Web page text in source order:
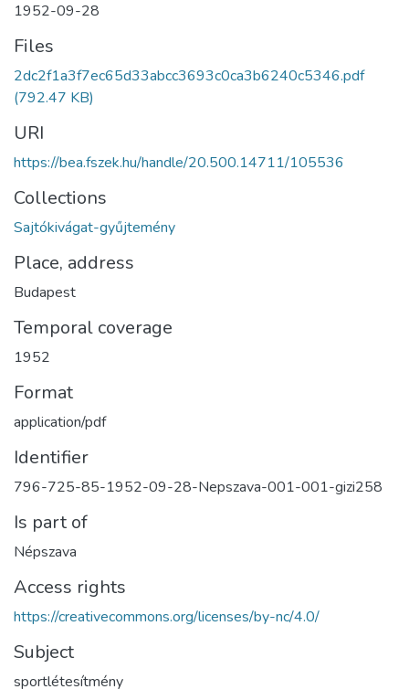
1952-09-28
Files
2dc2f1a3f7ec65d33abcc3693c0ca3b6240c5346.pdf
(792.47 KB)
URI
https://bea.fszek.hu/handle/20.500.14711/105536
Collections
Sajtókivágat-gyűjtemény
Place, address
Budapest
Temporal coverage
1952
Format
application/pdf
Identifier
796-725-85-1952-09-28-Nepszava-001-001-gizi258
Is part of
Népszava
Access rights
https://creativecommons.org/licenses/by-nc/4.0/
Subject
sportlétesítmény